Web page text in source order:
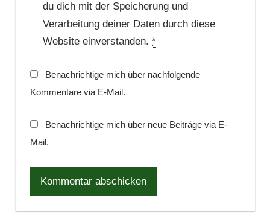
du dich mit der Speicherung und
Verarbeitung deiner Daten durch diese
Website einverstanden. *
Benachrichtige mich über nachfolgende
Kommentare via E-Mail.
Benachrichtige mich über neue Beiträge via E-
Mail.